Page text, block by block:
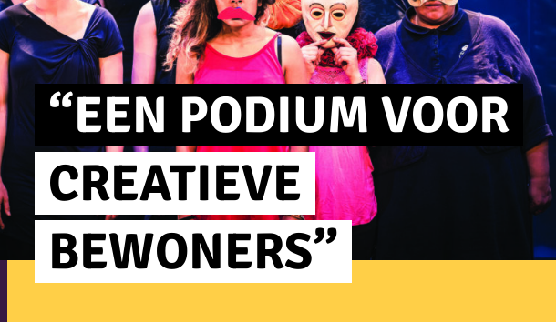
“EEN PODIUM VOOR
CREATIEVE
BEWONERS”